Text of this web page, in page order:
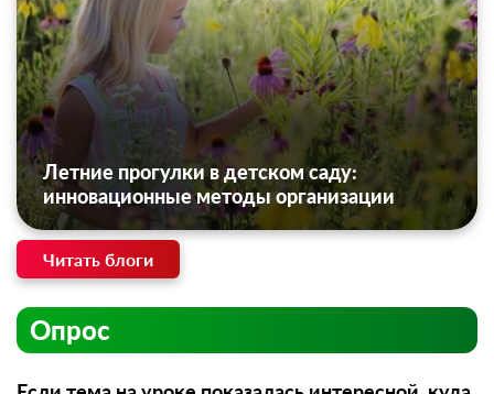
Летние прогулки в детском саду:
инновационные методы организации
Читать блоги
Опрос